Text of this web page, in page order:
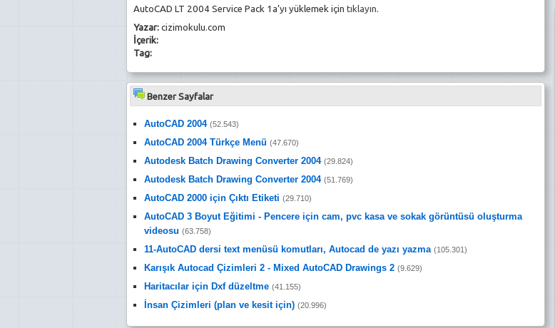
AutoCAD LT 2004 Service Pack 1a’yı yüklemek için tıklayın.
Yazar:cizimokulu.com
İçerik:
Tag:
Benzer Sayfalar
AutoCAD 2004 (52.543)
AutoCAD 2004 Türkçe Menü (47.670)
Autodesk Batch Drawing Converter 2004 (29.824)
Autodesk Batch Drawing Converter 2004 (51.769)
AutoCAD 2000 için Çıktı Etiketi (29.710)
AutoCAD 3 Boyut Eğitimi - Pencere için cam, pvc kasa ve sokak görüntüsü oluşturma
videosu (63.758)
11-AutoCAD dersi text menüsü komutları, Autocad de yazı yazma (105.301)
Karışık Autocad Çizimleri 2 - Mixed AutoCAD Drawings 2 (9.629)
Haritacılar için Dxf düzeltme (41.155)
İnsan Çizimleri (plan ve kesit için) (20.996)